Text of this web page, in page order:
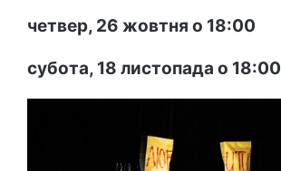
четвер, 26 жовтня о 18:00
субота, 18 листопада о 18:00